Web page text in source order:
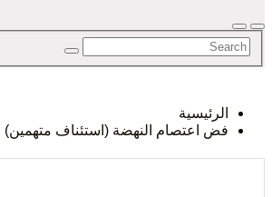
اعتصام النهضة (استئناف متهمين)